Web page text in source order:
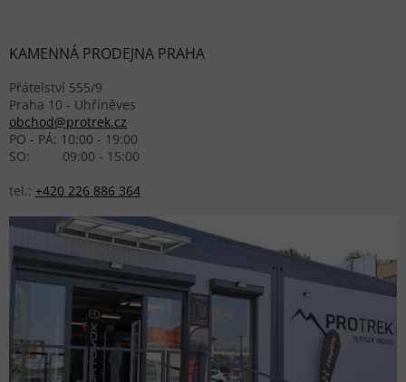
KAMENNÁ PRODEJNA PRAHA
Přátelství 555/9
Praha 10 - Uhříněves
obchod@protrek.cz
PO - PÁ: 10:00 - 19:00
SO: 09:00 - 15:00
tel.: +420 226 886 364